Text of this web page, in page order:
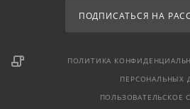
ПОДПИСАТЬСЯ НА
ПОЛИТИКА
ПЕРСОНАЛЬНЫХ
ПОЛЬЗОВАТЕЛЬСКОЕ